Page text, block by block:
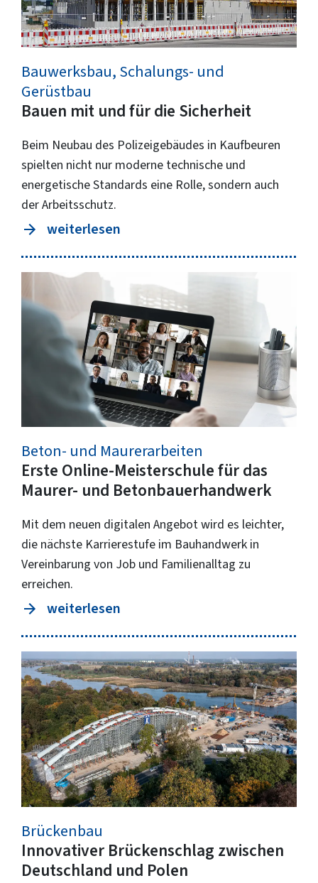
Bauwerksbau, Schalungs- und
Gerüstbau
Bauen mit und für die Sicherheit
Beim Neubau des Polizeigebäudes in Kaufbeuren
spielten nicht nur moderne technische und
energetische Standards eine Rolle, sondern auch
der Arbeitsschutz.
weiterlesen
Beton- und Maurerarbeiten
Erste Online-Meisterschule für das
Maurer- und Betonbauerhandwerk
Mit dem neuen digitalen Angebot wird es leichter,
die nächste Karrierestufe im Bauhandwerk in
Vereinbarung von Job und Familienalltag zu
erreichen.
weiterlesen
Brückenbau
Innovativer Brückenschlag zwischen
Deutschland und Polen